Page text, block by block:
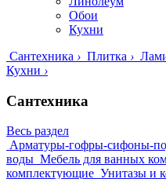
Обои
Кухни
Сантехника › Плитка ›
Кухни ›
Сантехника
Весь раздел
Арматуры-гофры-сифоны-
воды Мебель для ванных
комплектующие Унитазы и